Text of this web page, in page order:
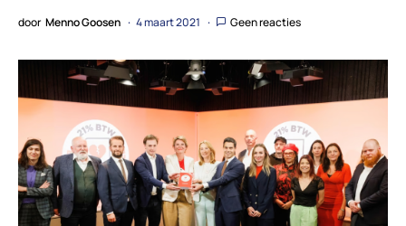
door Menno Goosen 4 maart 2021 Geen reacties